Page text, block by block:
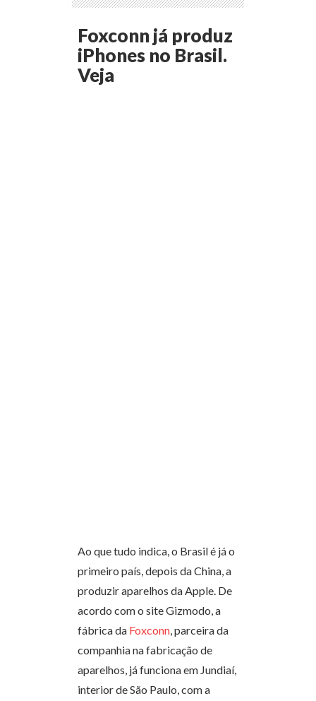
Foxconn já produz
iPhones no Brasil.
Veja
Ao que tudo indica, o Brasil é já o
primeiro país, depois da China, a
produzir aparelhos da Apple. De
acordo com o site Gizmodo, a
fábrica da Foxconn , parceira da
companhia na fabricação de
aparelhos, já funciona em Jundiaí,
interior de São Paulo, com a